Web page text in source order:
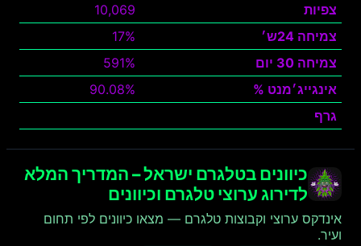
צפיות
10,069
צמיחה 24ש׳
17%
צמיחה 30 יום
591%
אינגייג׳מנט %
90.08%
גרף
כיוונים בטלגרם ישראל – המדריך המלא
לדירוג ערוצי טלגרם וכיוונים
אינדקס ערוצי וקבוצות טלגרם — מצאו כיוונים לפי תחום
ועיר.